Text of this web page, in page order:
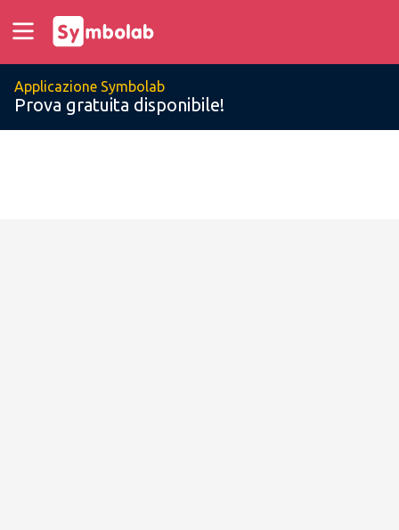
Applicazione Symbolab
Prova gratuita disponibile!